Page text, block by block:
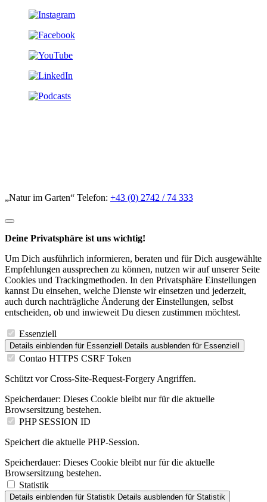
„Natur im Garten“ Telefon: +43 (0) 2742 / 74 333
Deine Privatsphäre ist uns wichtig!
Um Dich ausführlich informieren, beraten und für Dich ausgewählte
Empfehlungen aussprechen zu können, nutzen wir auf unserer Seite
Cookies und Trackingmethoden. In den Privatsphäre Einstellungen
kannst Du einsehen, welche Dienste wir einsetzen und jederzeit,
auch durch nachträgliche Änderung der Einstellungen, selbst
entscheiden, ob und inwieweit Du diesen zustimmen möchtest.
Essenziell
Details einblenden für Essenziell Details ausblenden für Essenziell
Contao HTTPS CSRF Token
Schützt vor Cross-Site-Request-Forgery Angriffen.
Speicherdauer: Dieses Cookie bleibt nur für die aktuelle
Browsersitzung bestehen.
PHP SESSION ID
Speichert die aktuelle PHP-Session.
Speicherdauer: Dieses Cookie bleibt nur für die aktuelle
Browsersitzung bestehen.
Statistik
Details einblenden für Statistik Details ausblenden für Statistik